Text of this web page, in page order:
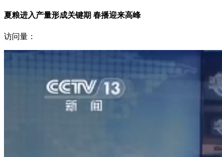
夏粮进入产量形成关键期 春播迎来高峰
访问量：